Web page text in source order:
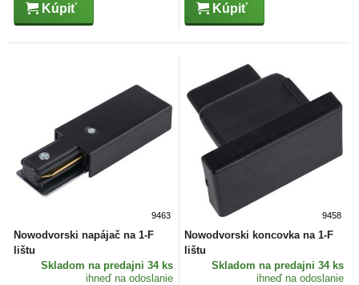
Kúpiť Kúpiť
9463
Nowodvorski napájač na 1-F
lištu
Skladom na predajni 34 ks
ihneď na odoslanie
9458
Nowodvorski koncovka na 1-F
lištu
Skladom na predajni 34 ks
ihneď na odoslanie